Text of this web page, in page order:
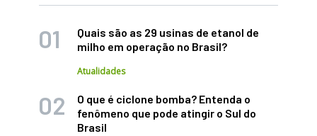
Quais são as 29 usinas de etanol de
milho em operação no Brasil?
Atualidades
O que é ciclone bomba? Entenda o
fenômeno que pode atingir o Sul do
Brasil